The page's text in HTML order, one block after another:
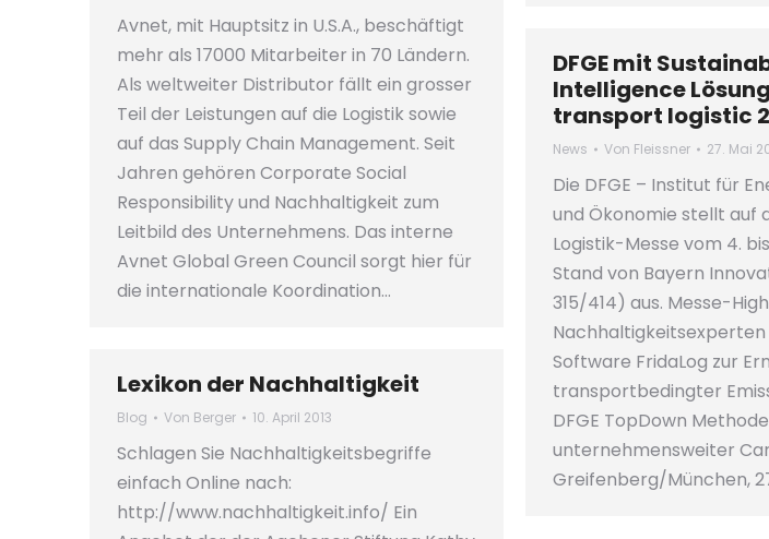
Avnet, mit Hauptsitz in U.S.A., beschäftigt
mehr als 17000 Mitarbeiter in 70 Ländern.
Als weltweiter Distributor fällt ein grosser
Teil der Leistungen auf die Logistik sowie
auf das Supply Chain Management. Seit
Jahren gehören Corporate Social
Responsibility und Nachhaltigkeit zum
Leitbild des Unternehmens. Das interne
Avnet Global Green Council sorgt hier für
die internationale Koordination…
DFGE mit
Intelligence
transport logistic
News Von Fleissner 27. Mai
Die DFGE – Institut für
und Ökonomie stellt auf
Logistik-Messe vom 4.
Stand von Bayern
315/414) aus. Messe-
Nachhaltigkeitsexperten
Software FridaLog zur
transportbedingter
DFGE TopDown
unternehmensweiter
Greifenberg/München,
Lexikon der Nachhaltigkeit
Blog Von Berger 10. April 2013
Schlagen Sie Nachhaltigkeitsbegriffe
einfach Online nach:
http://www.nachhaltigkeit.info/ Ein